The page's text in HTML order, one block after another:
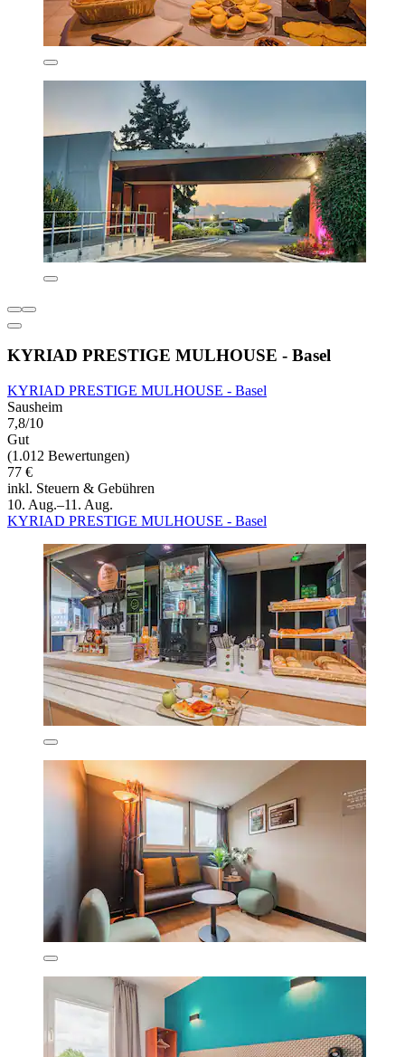
KYRIAD PRESTIGE MULHOUSE - Basel
KYRIAD PRESTIGE MULHOUSE - Basel
Sausheim
7,8/10
Gut
(1.012 Bewertungen)
77 €
inkl. Steuern & Gebühren
10. Aug.–11. Aug.
KYRIAD PRESTIGE MULHOUSE - Basel